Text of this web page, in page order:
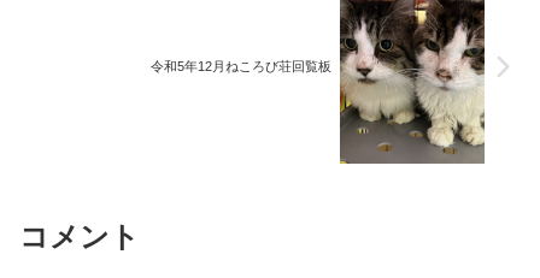
令和5年12月ねころび荘回覧板
コメント